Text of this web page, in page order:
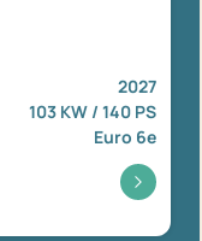
2027
103 KW / 140 PS
Euro 6e